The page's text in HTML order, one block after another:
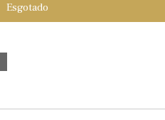
Esgotado